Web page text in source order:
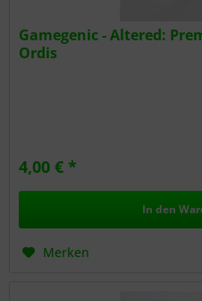
Gamegenic - Altered:
Ordis
4,00 € *
In den
Merken